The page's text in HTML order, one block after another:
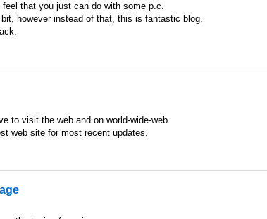
that you just can do with some p.c.
however instead of that, this is fantastic blog.
to visit the web and on world-wide-web
web site for most recent updates.